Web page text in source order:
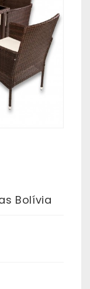
Bolívia